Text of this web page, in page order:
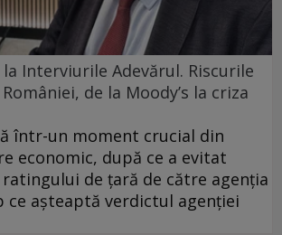
la Interviurile Adevărul. Riscurile
de la Moody’s la criza
într-un moment crucial din
economic, după ce a evitat
de țară de către agenția
ce așteaptă verdictul agenției